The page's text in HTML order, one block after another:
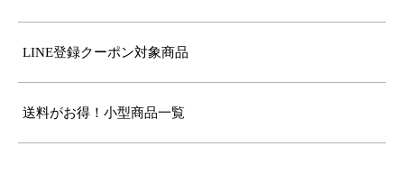
LINE登録クーポン対象商品
送料がお得！小型商品一覧